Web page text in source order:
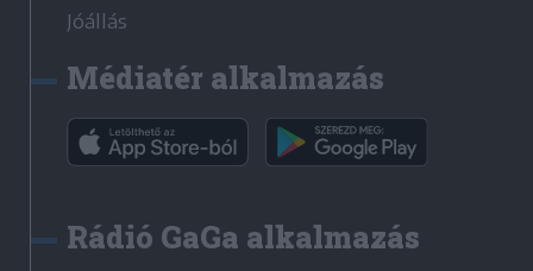
Jóállás
Médiatér alkalmazás
Rádió GaGa alkalmazás